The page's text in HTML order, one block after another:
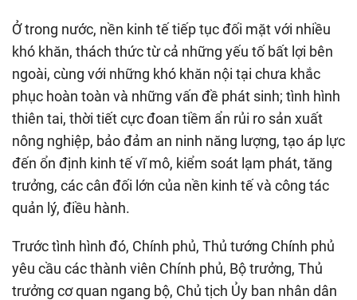
Ở trong nước, nền kinh tế tiếp tục đối mặt với nhiều
khó khăn, thách thức từ cả những yếu tố bất lợi bên
ngoài, cùng với những khó khăn nội tại chưa khắc
phục hoàn toàn và những vấn đề phát sinh; tình hình
thiên tai, thời tiết cực đoan tiềm ẩn rủi ro sản xuất
nông nghiệp, bảo đảm an ninh năng lượng, tạo áp lực
đến ổn định kinh tế vĩ mô, kiểm soát lạm phát, tăng
trưởng, các cân đối lớn của nền kinh tế và công tác
quản lý, điều hành.
Trước tình hình đó, Chính phủ, Thủ tướng Chính phủ
yêu cầu các thành viên Chính phủ, Bộ trưởng, Thủ
trưởng cơ quan ngang bộ, Chủ tịch Ủy ban nhân dân